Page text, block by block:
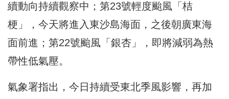
續動向持續觀察中；第23號輕度颱風「桔
梗」，今天將進入東沙島海面，之後朝廣東海
面前進；第22號颱風「銀杏」，即將減弱為熱
帶性低氣壓。
氣象署指出，今日持續受東北季風影響，再加